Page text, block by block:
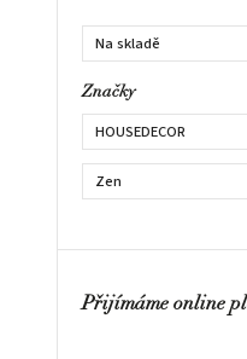
Na skladě
Značky
HOUSEDECOR
Zen
Přijímáme online